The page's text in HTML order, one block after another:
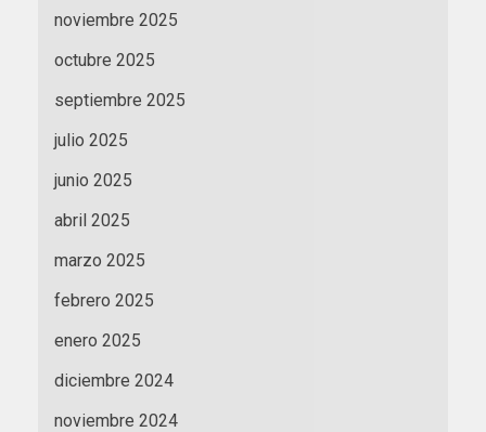
noviembre 2025
octubre 2025
septiembre 2025
julio 2025
junio 2025
abril 2025
marzo 2025
febrero 2025
enero 2025
diciembre 2024
noviembre 2024